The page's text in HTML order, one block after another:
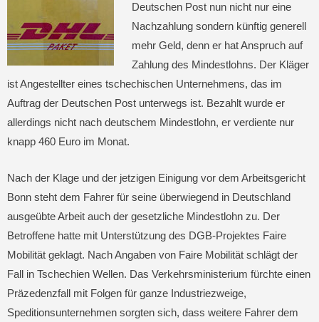
Deutschen Post nun nicht nur eine
Nachzahlung sondern künftig generell
mehr Geld, denn er hat Anspruch auf
Zahlung des Mindestlohns. Der Kläger
ist Angestellter eines tschechischen Unternehmens, das im
Auftrag der Deutschen Post unterwegs ist. Bezahlt wurde er
allerdings nicht nach deutschem Mindestlohn, er verdiente nur
knapp 460 Euro im Monat.
Nach der Klage und der jetzigen Einigung vor dem Arbeitsgericht
Bonn steht dem Fahrer für seine überwiegend in Deutschland
ausgeübte Arbeit auch der gesetzliche Mindestlohn zu. Der
Betroffene hatte mit Unterstützung des DGB-Projektes Faire
Mobilität geklagt. Nach Angaben von Faire Mobilität schlägt der
Fall in Tschechien Wellen. Das Verkehrsministerium fürchte einen
Präzedenzfall mit Folgen für ganze Industriezweige,
Speditionsunternehmen sorgten sich, dass weitere Fahrer dem